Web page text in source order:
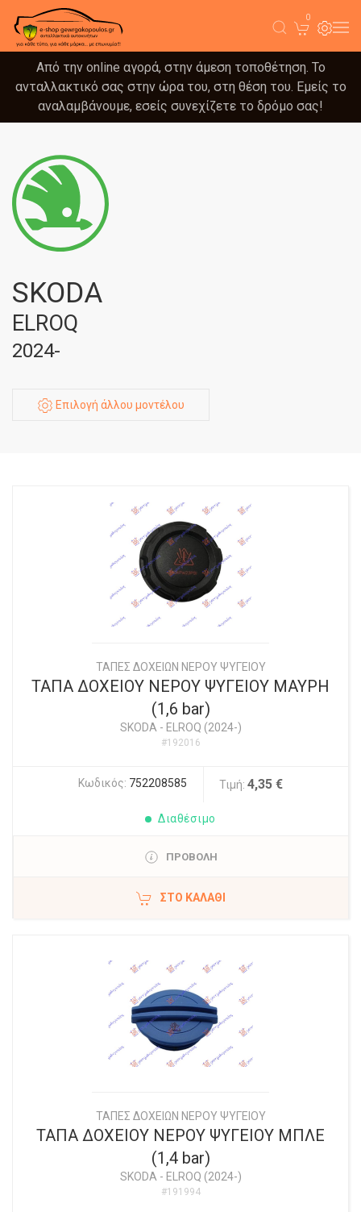
0
Από την online αγορά, στην άμεση τοποθέτηση. Το
ανταλλακτικό σας στην ώρα του, στη θέση του. Εμείς το
αναλαμβάνουμε, εσείς συνεχίζετε το δρόμο σας!
SKODA
ELROQ
2024-
Επιλογή άλλου μοντέλου
ΤΑΠΕΣ ΔΟΧΕΙΩΝ ΝΕΡΟΥ ΨΥΓΕΙΟΥ
ΤΑΠΑ ΔΟΧΕΙΟΥ ΝΕΡΟΥ ΨΥΓΕΙΟΥ ΜΑΥΡΗ
(1,6 bar)
SKODA - ELROQ (2024-)
#192016
Κωδικός: 752208585 Τιμή: 4,35 €
Διαθέσιμο
ΠΡΟΒΟΛΗ
ΣΤΟ ΚΑΛΆΘΙ
ΤΑΠΕΣ ΔΟΧΕΙΩΝ ΝΕΡΟΥ ΨΥΓΕΙΟΥ
ΤΑΠΑ ΔΟΧΕΙΟΥ ΝΕΡΟΥ ΨΥΓΕΙΟΥ ΜΠΛΕ
(1,4 bar)
SKODA - ELROQ (2024-)
#191994